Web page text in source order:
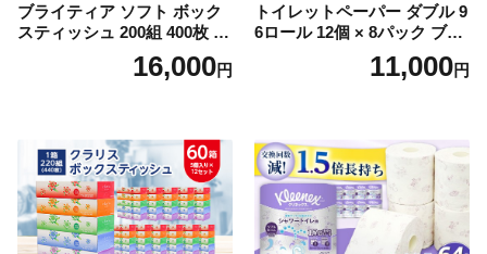
ブライティア ソフト ボック
スティッシュ 200組 400枚 60
箱 日本製 まとめ買い ティッ
シュ リサイクル 長持 防災 常
倶知安町 日用品
16,000円
トイレットペーパー ダブル 9
6ロール 12個 × 8パック ブラ
ンカ 再生紙 100％ 芯あり 日
用品 消耗品 無香料 生活用品
11,000円